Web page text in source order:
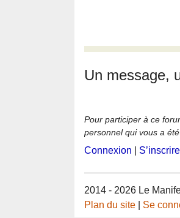
Un message,
Pour participer à ce
personnel qui vous a
Connexion S’inscrire
2014 - 2026 Le
Plan du site
Se